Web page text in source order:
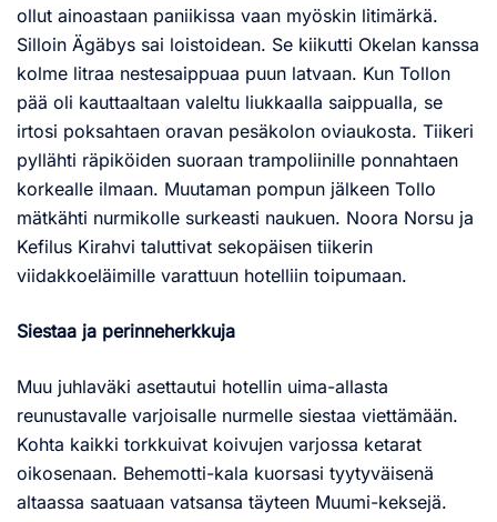
ollut ainoastaan paniikissa vaan myöskin litimärkä.
Silloin Ägäbys sai loistoidean. Se kiikutti Okelan kanssa
kolme litraa nestesaippuaa puun latvaan. Kun Tollon
pää oli kauttaaltaan valeltu liukkaalla saippualla, se
irtosi poksahtaen oravan pesäkolon oviaukosta. Tiikeri
pyllähti räpiköiden suoraan trampoliinille ponnahtaen
korkealle ilmaan. Muutaman pompun jälkeen Tollo
mätkähti nurmikolle surkeasti naukuen. Noora Norsu ja
Kefilus Kirahvi taluttivat sekopäisen tiikerin
viidakkoeläimille varattuun hotelliin toipumaan.
Siestaa ja perinneherkkuja
Muu juhlaväki asettautui hotellin uima-allasta
reunustavalle varjoisalle nurmelle siestaa viettämään.
Kohta kaikki torkkuivat koivujen varjossa ketarat
oikosenaan. Behemotti-kala kuorsasi tyytyväisenä
altaassa saatuaan vatsansa täyteen Muumi-keksejä.